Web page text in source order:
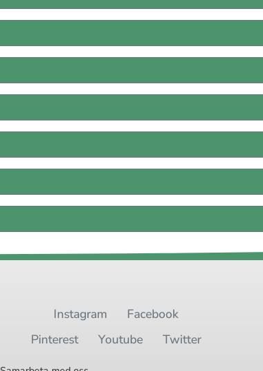
Instagram
Facebook
Pinterest
Youtube Twitter